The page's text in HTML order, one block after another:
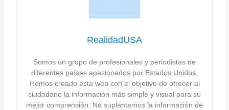
RealidadUSA
Somos un grupo de profesionales y periodistas de
diferentes países apasionados por Estados Unidos.
Hemos creado esta web con el objetivo de ofrecer al
ciudadano la información más simple y visual para su
mejor comprensión. No suplantamos la información de